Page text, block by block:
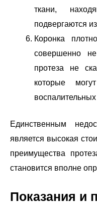
ткани,
подвергаются
Коронка
совершенно
протеза не
которые
Единственным
является высокая
преимущества
становится вполне
Показания и